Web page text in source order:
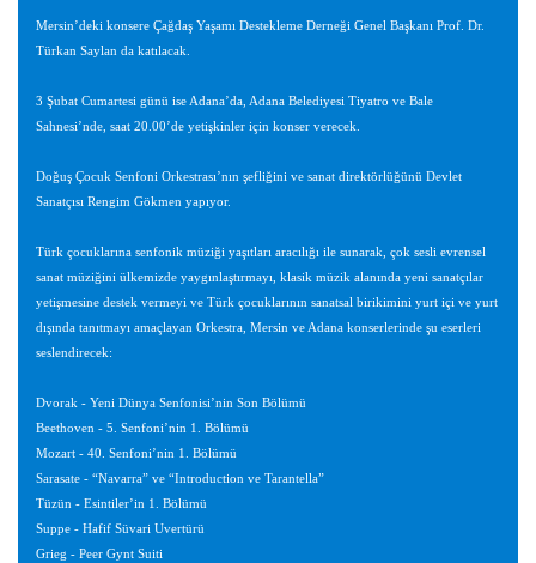
Mersin’deki konsere Çağdaş Yaşamı Destekleme Derneği Genel Başkanı Prof. Dr.
Türkan Saylan da katılacak.
3 Şubat Cumartesi günü ise Adana’da, Adana Belediyesi Tiyatro ve Bale
Sahnesi’nde, saat 20.00’de yetişkinler için konser verecek.
Doğuş Çocuk Senfoni Orkestrası’nın şefliğini ve sanat direktörlüğünü Devlet
Sanatçısı Rengim Gökmen yapıyor.
Türk çocuklarına senfonik müziği yaşıtları aracılığı ile sunarak, çok sesli evrensel
sanat müziğini ülkemizde yaygınlaştırmayı, klasik müzik alanında yeni sanatçılar
yetişmesine destek vermeyi ve Türk çocuklarının sanatsal birikimini yurt içi ve yurt
dışında tanıtmayı amaçlayan Orkestra, Mersin ve Adana konserlerinde şu eserleri
seslendirecek:
Dvorak - Yeni Dünya Senfonisi’nin Son Bölümü
Beethoven - 5. Senfoni’nin 1. Bölümü
Mozart - 40. Senfoni’nin 1. Bölümü
Sarasate - “Navarra” ve “Introduction ve Tarantella”
Tüzün - Esintiler’in 1. Bölümü
Suppe - Hafif Süvari Uvertürü
Grieg - Peer Gynt Suiti